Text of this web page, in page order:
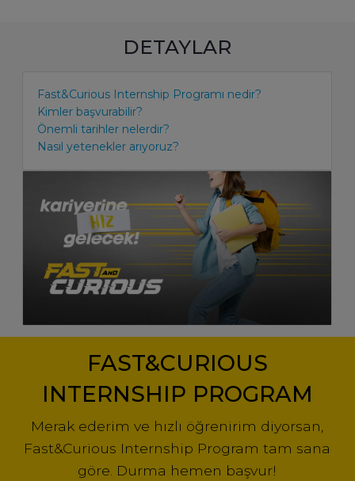
DETAYLAR
Fast&Curious Internship Programı nedir?
Kimler başvurabilir?
Önemli tarihler nelerdir?
Nasıl yetenekler arıyoruz?
FAST&CURIOUS
INTERNSHIP PROGRAM
Merak ederim ve hızlı öğrenirim diyorsan,
Fast&Curious Internship Program tam sana
göre. Durma hemen başvur!